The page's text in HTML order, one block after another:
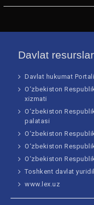
Davlat
Davlat hukumat Portali
O‘zbekiston
xizmati
O‘zbekiston
palatasi
O‘zbekiston
O‘zbekiston
O‘zbekiston
Toshkent davlat
www.lex.uz